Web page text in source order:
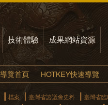
技術體驗 成果網站資源
覽首頁 HOTKEY快速導覽
檔案 臺灣省諮議會史料
臺灣省